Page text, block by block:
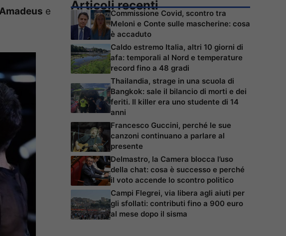
e
Articoli recenti
Commissione Covid, scontro tra
Meloni e Conte sulle mascherine: cosa
è accaduto
Caldo estremo Italia, altri 10 giorni di
afa: temporali al Nord e temperature
record fino a 48 gradi
Thailandia, strage in una scuola di
Bangkok: sale il bilancio di morti e dei
feriti. Il killer era uno studente di 14
anni
Francesco Guccini, perché le sue
canzoni continuano a parlare al
presente
Delmastro, la Camera blocca l’uso
della chat: cosa è successo e perché
il voto accende lo scontro politico
Campi Flegrei, via libera agli aiuti per
gli sfollati: contributi fino a 900 euro
al mese dopo il sisma